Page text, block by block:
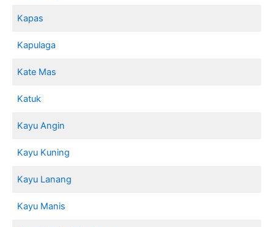
Kapas
Kapulaga
Kate Mas
Katuk
Kayu Angin
Kayu Kuning
Kayu Lanang
Kayu Manis